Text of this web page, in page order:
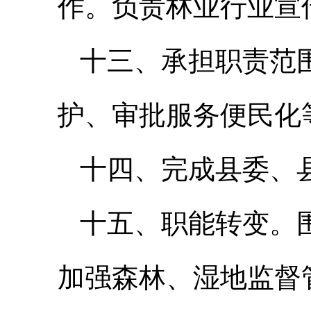
十三、承担职责范
护、审批服务便民
十四、完成县委、
十五、职能转变。
加强森林、湿地监